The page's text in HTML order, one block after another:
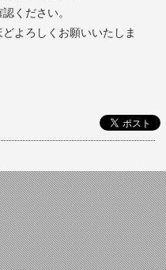
ください。
よろしくお願いいたしま